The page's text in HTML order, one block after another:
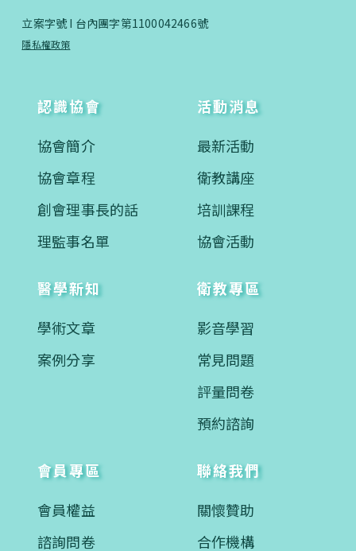
立案字號 I 台內團字第1100042466號
隱私權政策
認識協會
協會簡介
協會章程
創會理事長的話
理監事名單
活動消息
最新活動
衛教講座
培訓課程
協會活動
醫學新知
學術文章
案例分享
衛教專區
影音學習
常見問題
評量問卷
預約諮詢
會員專區
會員權益
諮詢問卷
聯絡我們
關懷贊助
合作機構